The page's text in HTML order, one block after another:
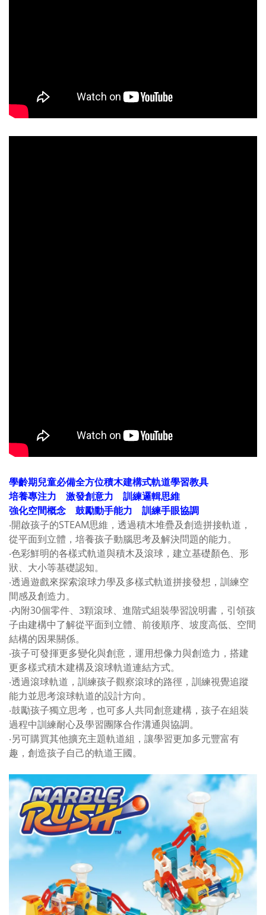
學齡期兒童必備全方位積木建構式軌道學習教具
培養專注力 激發創意力 訓練邏輯思維
強化空間概念 鼓勵動手能力 訓練手眼協調
‧開啟孩子的STEAM思維，透過積木堆疊及創造拼接軌道，
從平面到立體，培養孩子動腦思考及解決問題的能力。
‧色彩鮮明的各樣式軌道與積木及滾球，建立基礎顏色、形
狀、大小等基礎認知。
‧透過遊戲來探索滾球力學及多樣式軌道拼接發想，訓練空
間感及創造力。
‧內附30個零件、3顆滾球、進階式組裝學習說明書，引領孩
子由建構中了解從平面到立體、前後順序、坡度高低、空間
結構的因果關係。
‧孩子可發揮更多變化與創意，運用想像力與創造力，搭建
更多樣式積木建構及滾球軌道連結方式。
‧透過滾球軌道，訓練孩子觀察滾球的路徑，訓練視覺追蹤
能力並思考滾球軌道的設計方向。
‧鼓勵孩子獨立思考，也可多人共同創意建構，孩子在組裝
過程中訓練耐心及學習團隊合作溝通與協調。
‧另可購買其他擴充主題軌道組，讓學習更加多元豐富有
趣，創造孩子自己的軌道王國。